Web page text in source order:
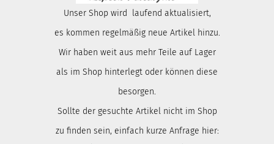
Unser Shop wird laufend aktualisiert,
es kommen regelmäßig neue Artikel hinzu.
Wir haben weit aus mehr Teile auf Lager
als im Shop hinterlegt oder können diese
besorgen.
Sollte der gesuchte Artikel nicht im Shop
zu finden sein, einfach kurze Anfrage hier: